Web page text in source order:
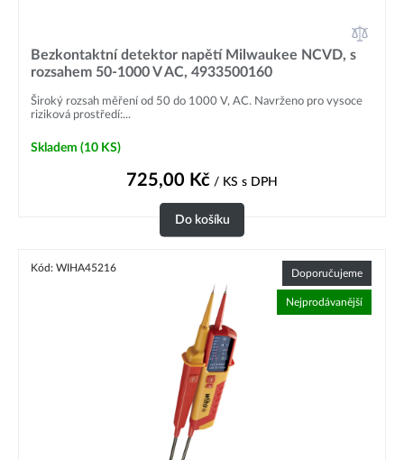
Bezkontaktní detektor napětí Milwaukee NCVD, s
rozsahem 50-1000 V AC, 4933500160
Široký rozsah měření od 50 do 1000 V, AC. Navrženo pro vysoce
riziková prostředí:...
Skladem (10 KS)
725,00 Kč / KS s DPH
Do košíku
Kód: WIHA45216 Doporučujeme
Nejprodávanější